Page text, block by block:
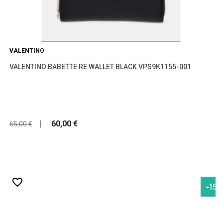
VALENTINO
VALENTINO BABETTE RE WALLET BLACK VPS9K1155-001
65,00 € 60,00 €
-
favorite_border